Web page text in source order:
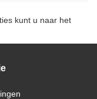
kunt u naar het